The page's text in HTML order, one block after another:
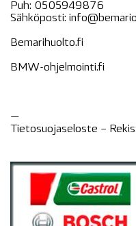
Puh: 0505949876
Sähköposti:
Bemarihuolto.fi
BMW-ohjelmointi.fi
—
Tietosuojaseloste –